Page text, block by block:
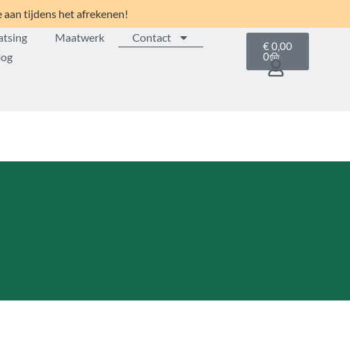
tijdens het afrekenen!
Maatwerk
Contact
€0,00
0